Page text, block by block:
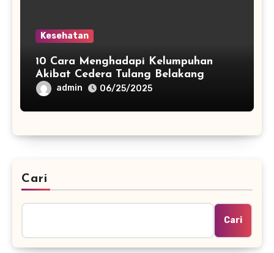
Kesehatan
10 Cara Menghadapi Kelumpuhan
Akibat Cedera Tulang Belakang
admin 06/25/2025
Cari
Cari